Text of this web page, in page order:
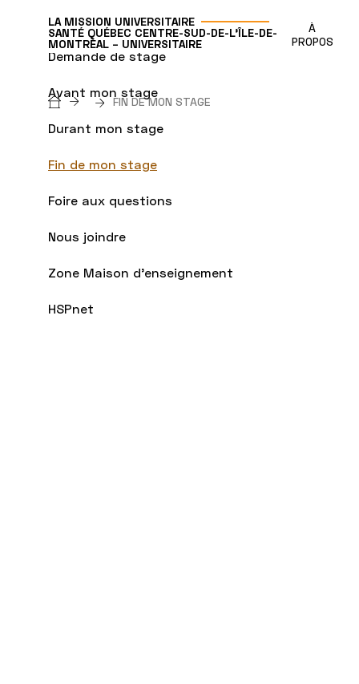
LA MISSION UNIVERSITAIRE
SANTÉ QUÉBEC CENTRE-SUD-DE-L'ÎLE-DE-
MONTRÉAL – UNIVERSITAIRE
À
PROPOS
BreadcrumbFIN DE MON STAGE
Demande de stage
Avant mon stage
Durant mon stage
Fin de mon stage
Foire aux questions
Nous joindre
Zone Maison d'enseignement
HSPnet